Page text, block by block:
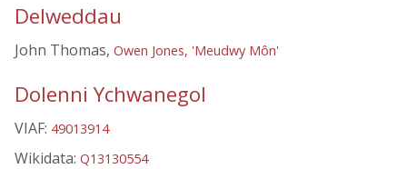
Delweddau
John Thomas, Owen Jones, 'Meudwy Môn'
Dolenni Ychwanegol
VIAF: 49013914
Wikidata: Q13130554